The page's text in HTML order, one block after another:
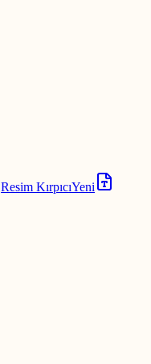
Resim KırpıcıYeni